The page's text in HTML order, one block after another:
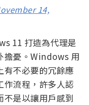
14,
11 打造為代理是
擔憂。Windows 用
有不必要的冗餘應
作流程，許多人認
不是以讓用戶感到